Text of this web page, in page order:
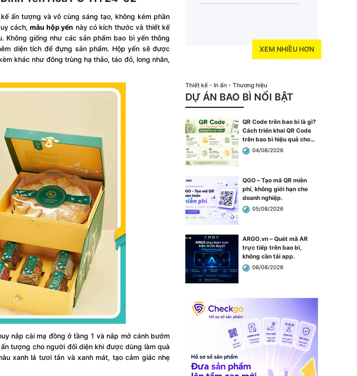
ấn tượng và vô cùng sáng tạo, không kém phần
cách,mẫu hộp yến này có kích thước và thiết kế
giống như các sản phẩm bao bì yến thông
diện tích để đựng sản phẩm. Hộp yến sẽ được
khác như đông trùng hạ thảo, táo đỏ, long nhãn,
nắp cài mạ đồng ở tầng 1 và nắp mở cánh bướm
tượng cho người đối diện khi được dùng làm quà
xanh lá tươi tắn và xanh mát, tạo cảm giác nhẹ
ngày?
XEM NHIỀU HƠN
Thiết kế - In ấn - Thương hiệu
DỰ ÁN BAO BÌ NỔI BẬT
QR Code trên bao bì là gì?
Cách triển khai QR Code
trên bao bì hiệu quả cho
doanh nghiệp.
04/08/2026
QGO – Tạo mã QR miễn
phí, không giới hạn cho
doanh nghiệp.
05/08/2026
ARGO.vn – Quét mã AR
trực tiếp trên bao bì,
không cần tải app.
06/08/2026